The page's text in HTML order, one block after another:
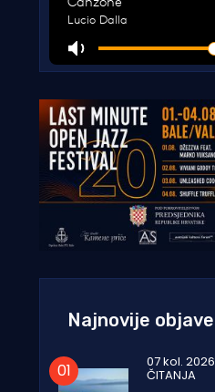
Najnovije objave
07 kol. 2026
ČITANJA